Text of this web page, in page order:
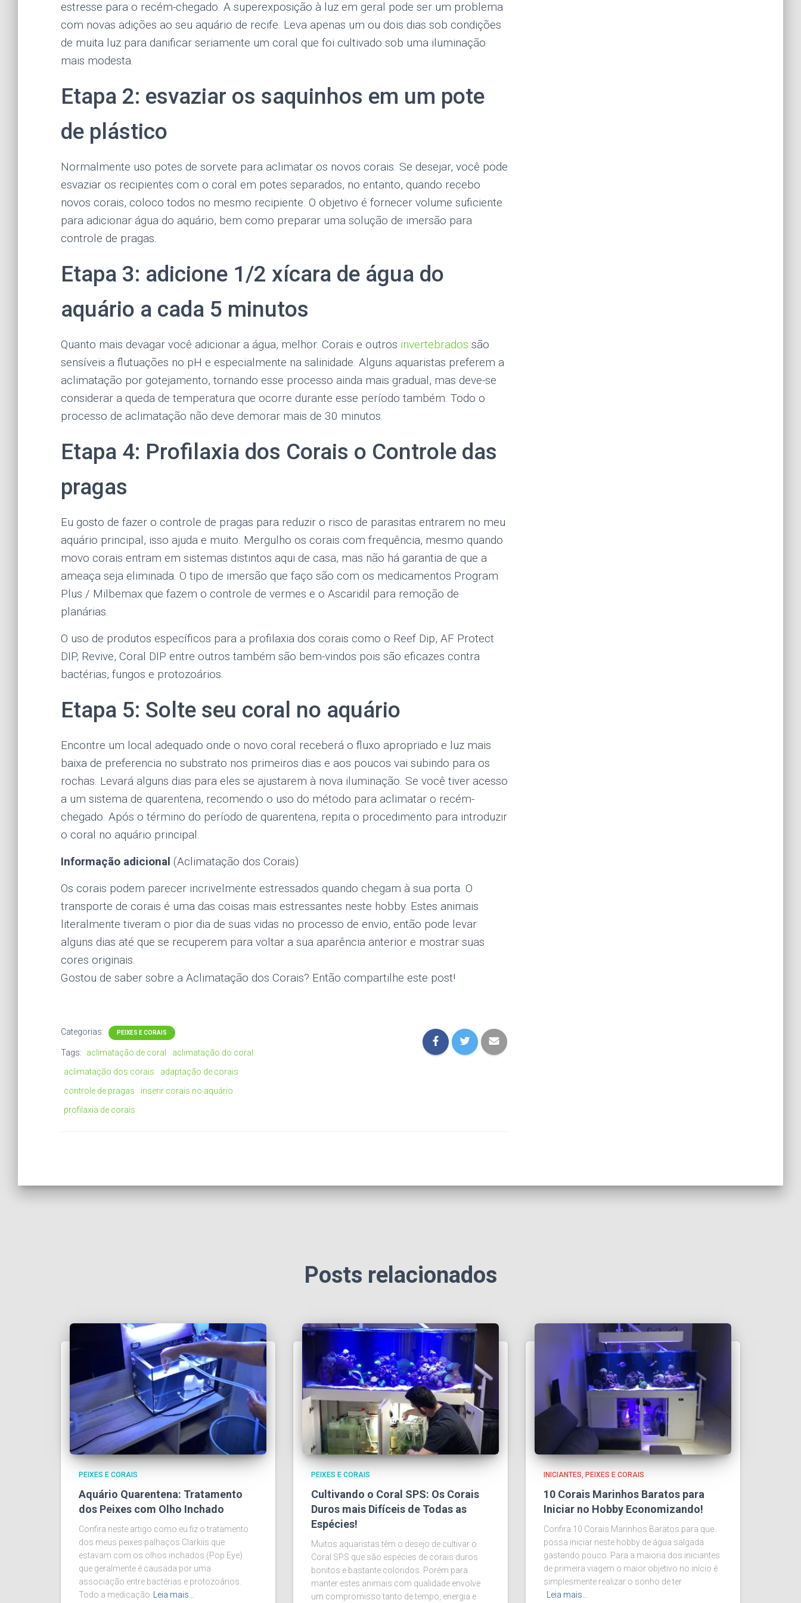
estresse para o recém-chegado. A superexposição à luz em geral pode ser um problema
com novas adições ao seu aquário de recife. Leva apenas um ou dois dias sob condições
de muita luz para danificar seriamente um coral que foi cultivado sob uma iluminação
mais modesta.
Etapa 2: esvaziar os saquinhos em um pote
de plástico
Normalmente uso potes de sorvete para aclimatar os novos corais. Se desejar, você pode
esvaziar os recipientes com o coral em potes separados, no entanto, quando recebo
novos corais, coloco todos no mesmo recipiente. O objetivo é fornecer volume suficiente
para adicionar água do aquário, bem como preparar uma solução de imersão para
controle de pragas.
Etapa 3: adicione 1/2 xícara de água do
aquário a cada 5 minutos
Quanto mais devagar você adicionar a água, melhor. Corais e outros invertebrados são
sensíveis a flutuações no pH e especialmente na salinidade. Alguns aquaristas preferem a
aclimatação por gotejamento, tornando esse processo ainda mais gradual, mas deve-se
considerar a queda de temperatura que ocorre durante esse período também. Todo o
processo de aclimatação não deve demorar mais de 30 minutos.
Etapa 4: Profilaxia dos Corais o Controle das
pragas
Eu gosto de fazer o controle de pragas para reduzir o risco de parasitas entrarem no meu
aquário principal, isso ajuda e muito. Mergulho os corais com frequência, mesmo quando
movo corais entram em sistemas distintos aqui de casa, mas não há garantia de que a
ameaça seja eliminada. O tipo de imersão que faço são com os medicamentos Program
Plus / Milbemax que fazem o controle de vermes e o Ascaridil para remoção de
planárias.
O uso de produtos específicos para a profilaxia dos corais como o Reef Dip, AF Protect
DIP, Revive, Coral DIP entre outros também são bem-vindos pois são eficazes contra
bactérias, fungos e protozoários.
Etapa 5: Solte seu coral no aquário
Encontre um local adequado onde o novo coral receberá o fluxo apropriado e luz mais
baixa de preferencia no substrato nos primeiros dias e aos poucos vai subindo para os
rochas. Levará alguns dias para eles se ajustarem à nova iluminação. Se você tiver acesso
a um sistema de quarentena, recomendo o uso do método para aclimatar o recém-
chegado. Após o término do período de quarentena, repita o procedimento para introduzir
o coral no aquário principal.
Informação adicional (Aclimatação dos Corais)
Os corais podem parecer incrivelmente estressados ​​quando chegam à sua porta. O
transporte de corais é uma das coisas mais estressantes neste hobby. Estes animais
literalmente tiveram o pior dia de suas vidas no processo de envio, então pode levar
alguns dias até que se recuperem para voltar a sua aparência anterior e mostrar suas
cores originais.
Gostou de saber sobre a Aclimatação dos Corais? Então compartilhe este post!
Categorias: PEIXES E CORAIS
Tags: aclimatação de coral
aclimatação do coral
aclimatação dos corais
adaptação de corais
controle de pragas
inserir corais no aquário
profilaxia de corais
Posts relacionados
PEIXES E CORAIS
Aquário Quarentena: Tratamento
dos Peixes com Olho Inchado
Confira neste artigo como eu fiz o tratamento
dos meus peixes palhaços Clarkiis que
estavam com os olhos inchados (Pop Eye)
que geralmente é causada por uma
associação entre bactérias e protozoários.
Todo a medicação
Leia mais…
PEIXES E CORAIS
Cultivando o Coral SPS: Os Corais
Duros mais Difíceis de Todas as
Espécies!
Muitos aquaristas têm o desejo de cultivar o
Coral SPS que são espécies de corais duros
bonitos e bastante coloridos. Porém para
manter estes animais com qualidade envolve
um compromisso tanto de tempo, energia e
INICIANTES PEIXES E CORAIS
10 Corais Marinhos Baratos para
Iniciar no Hobby Economizando!
Confira 10 Corais Marinhos Baratos para que
possa iniciar neste hobby de água salgada
gastando pouco. Para a maioria dos iniciantes
de primeira viagem o maior objetivo no início é
simplesmente realizar o sonho de ter
Leia mais…